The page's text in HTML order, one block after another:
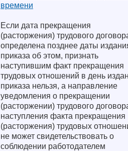
времени
Если дата прекращения
(расторжения) трудового
определена позднее даты
приказа об этом, признать
наступившим факт прекращения
трудовых отношений в день
приказа нельзя, а направление
уведомления о прекращении
(расторжении) трудового
наступления факта прекращения
(расторжения) трудовых
не может свидетельствовать о
соблюдении работодателем